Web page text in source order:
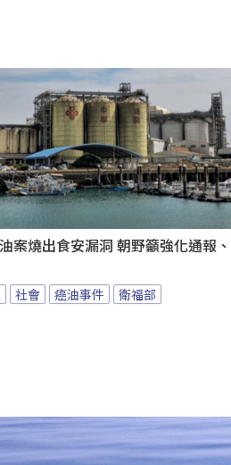
案燒出食安漏洞 朝野籲強化通報、
社會 癌油事件 衛福部